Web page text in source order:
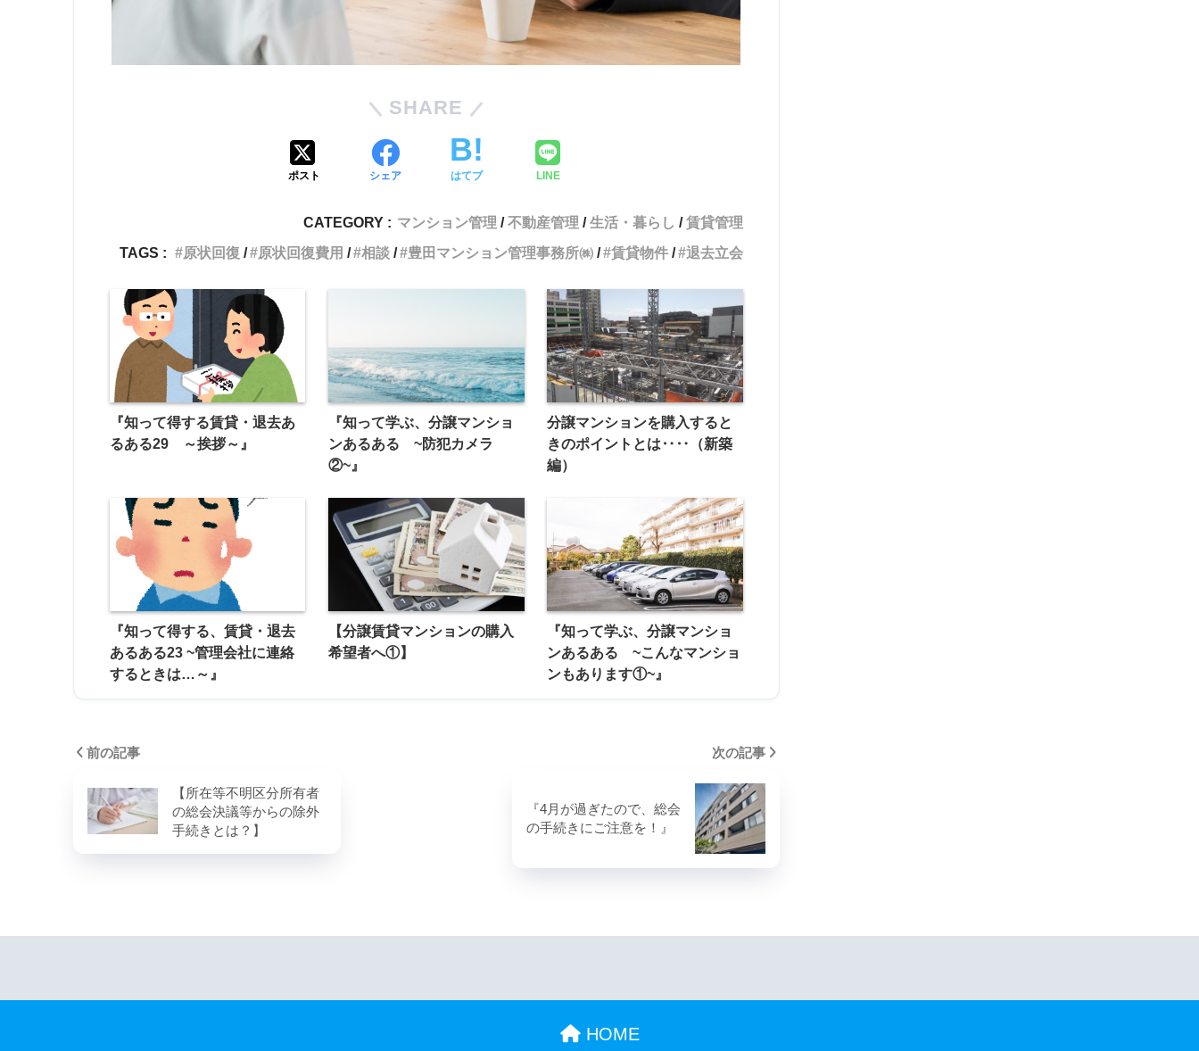
SHARE
ポスト シェア はてブ LINE
CATEGORY : マンション管理 不動産管理 生活・暮らし
賃貸管理
TAGS :
原状回復 原状回復費用 相談 豊田マンション管理事務所㈱ 賃貸物件 退去立会
『知って得する賃貸・退去あ
るある29 ～挨拶～』
『知って学ぶ、分譲マンショ
ンあるある ~防犯カメラ
②~』
分譲マンションを購入すると
きのポイントとは‥‥（新築
編）
『知って得する、賃貸・退去
あるある23 ~管理会社に連絡
するときは…～』
【分譲賃貸マンションの購入
希望者へ①】
『知って学ぶ、分譲マンショ
ンあるある ~こんなマンショ
ンもあります①~』
前の記事
【所在等不明区分所有者
の総会決議等からの除外
手続きとは？】
次の記事
『4月が過ぎたので、総会
の手続きにご注意を！』
HOME